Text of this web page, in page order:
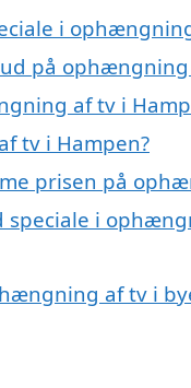
i
på ophængning
af tv i
tv i Hampen?
prisen på
i
af tv i